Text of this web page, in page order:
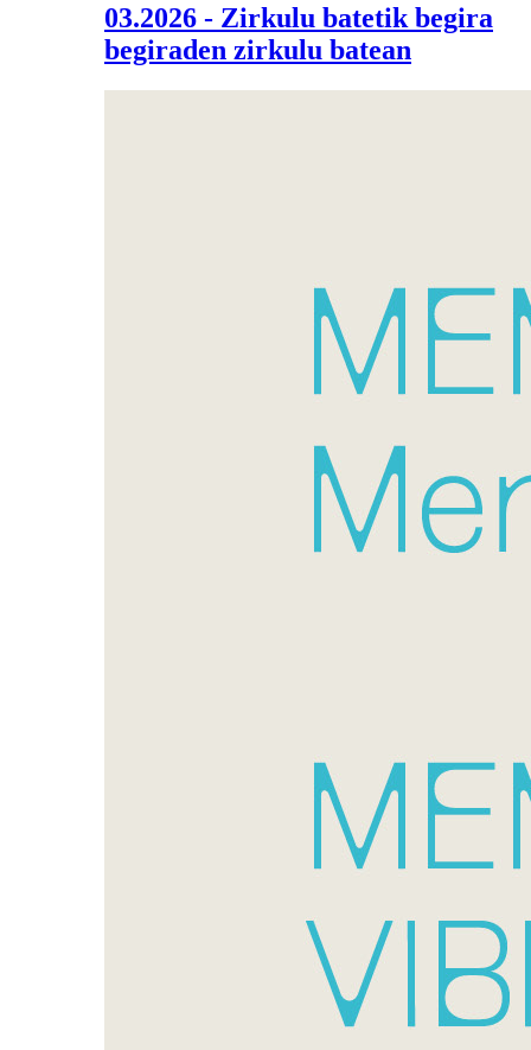
03.2026 - Zirkulu batetik begira
begiraden zirkulu batean